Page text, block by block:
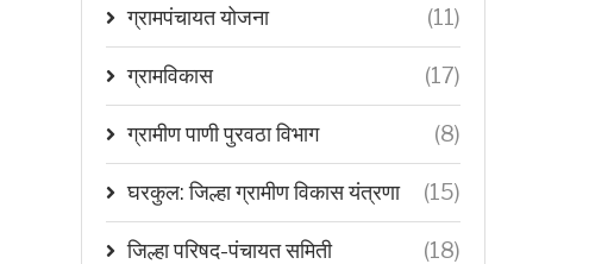
ग्रामपंचायत योजना (11)
ग्रामविकास (17)
ग्रामीण पाणी पुरवठा विभाग (8)
घरकुल: जिल्हा ग्रामीण विकास यंत्रणा (15)
जिल्हा परिषद-पंचायत समिती (18)